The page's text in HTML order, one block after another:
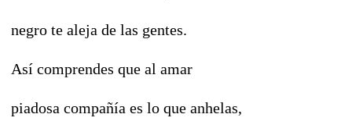
negro te aleja de las gentes.
Así comprendes que al amar
piadosa compañía es lo que anhelas,